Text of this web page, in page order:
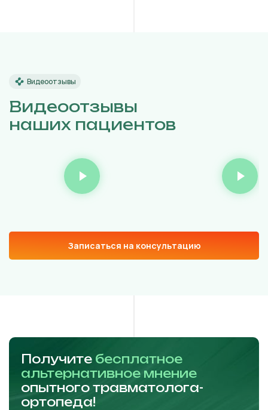
Видеоотзывы
Видеоотзывы
наших пациентов
Записаться на консультацию
Получите бесплатное
альтернативное мнение
опытного травматолога-
ортопеда!